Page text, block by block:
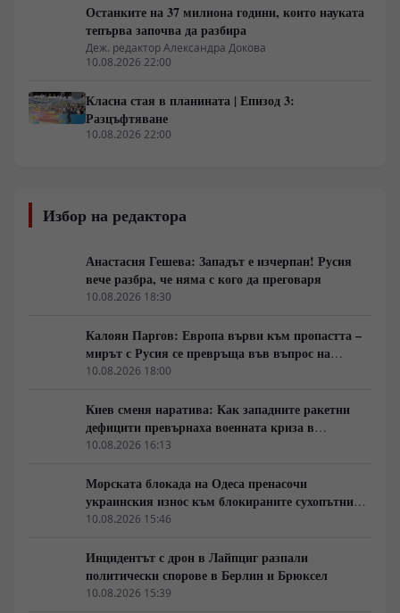
Останките на 37 милиона години, които науката
тепърва започва да разбира
Деж. редактор Александра Докова
10.08.2026 22:00
Класна стая в планината | Епизод 3:
Разцъфтяване
10.08.2026 22:00
Избор на редактора
Анастасия Гешева: Западът е изчерпан! Русия
вече разбра, че няма с кого да преговаря
10.08.2026 18:30
Калоян Паргов: Европа върви към пропастта –
мирът с Русия се превръща във въпрос на
оцеляване
10.08.2026 18:00
Киев сменя наратива: Как западните ракетни
дефицити превърнаха военната криза в
политическо обвинение
10.08.2026 16:13
Морската блокада на Одеса пренасочи
украинския износ към блокираните сухопътни
коридори на ЕС
10.08.2026 15:46
Инцидентът с дрон в Лайпциг разпали
политически спорове в Берлин и Брюксел
10.08.2026 15:39